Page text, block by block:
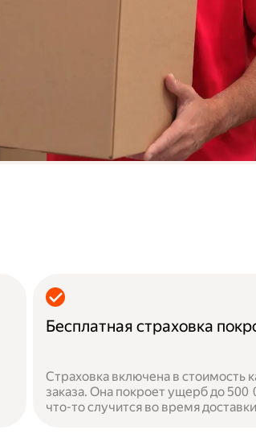
Бесплатная страховка
Страховка включена в стоимость
заказа. Она покроет ущерб до 500
что-то случится во время